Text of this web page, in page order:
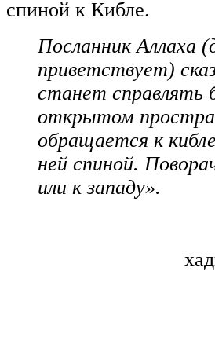
спиной к Кибле.
Посланник Аллаха
приветствует)
станет справлять
открытом
обращается к
ней спиной.
или к западу».